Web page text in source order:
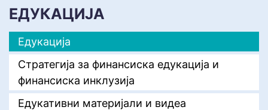
ЕДУКАЦИЈА
Едукација
Стратегија за финансиска едукација и
финансиска инклузија
Едукативни материјали и видеа